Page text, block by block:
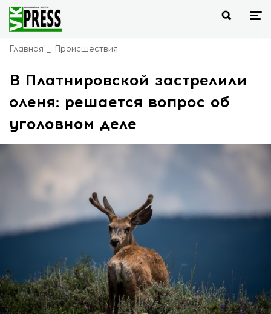
Главная Происшествия
В Платнировской застрелили
оленя: решается вопрос об
уголовном деле